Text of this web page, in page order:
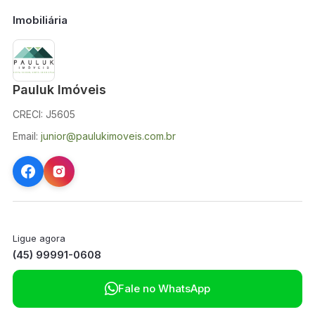
Imobiliária
Pauluk Imóveis
CRECI: J5605
Email: junior@paulukimoveis.com.br
Ligue agora
(45) 99991-0608
Fale no WhatsApp